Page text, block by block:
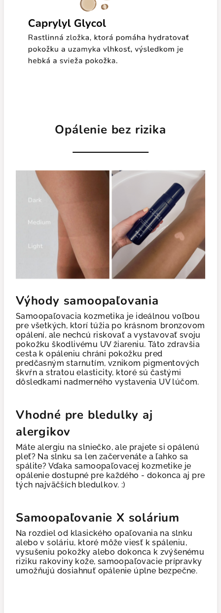
Opálenie bez rizika
Výhody samoopaľovania
Samoopaľovacia kozmetika je ideálnou voľbou
pre všetkých, ktorí túžia po krásnom bronzovom
opálení, ale nechcú riskovať a vystavovať svoju
pokožku škodlivému UV žiareniu. Táto zdravšia
cesta k opáleniu chráni pokožku pred
predčasným starnutím, vznikom pigmentových
škvŕn a stratou elasticity, ktoré sú častými
dôsledkami nadmerného vystavenia UV lúčom.
Vhodné pre bledulky aj
alergikov
Máte alergiu na slniečko, ale prajete si opálenú
pleť? Na slnku sa len začervenáte a ľahko sa
spálite? Vďaka samoopaľovacej kozmetike je
opálenie dostupné pre každého - dokonca aj pre
tých najväčších bledulkov. :)
Samoopaľovanie X solárium
Na rozdiel od klasického opaľovania na slnku
alebo v soláriu, ktoré môže viesť k spáleniu,
vysušeniu pokožky alebo dokonca k zvýšenému
riziku rakoviny kože, samoopaľovacie prípravky
umožňujú dosiahnuť opálenie úplne bezpečne.